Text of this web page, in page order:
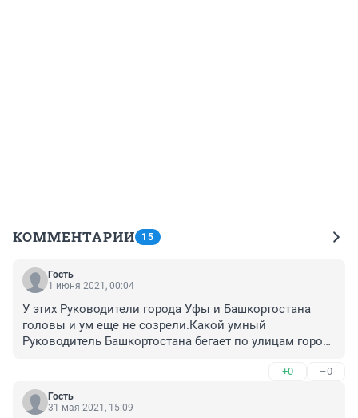
КОММЕНТАРИИ 15
Гость
1 июня 2021, 00:04
У этих Руководители города Уфы и Башкортостана
головы и ум еще не созрели.Какой умный
Руководитель Башкортостана бегает по улицам города
такой погоде или Они Сами не разу не дышали
воздуха-запаха?.Хотя у них в машине отдельный
воздух,.А нормальные Руководители выбирают лес и
+0 –0
Гость
31 мая 2021, 15:09